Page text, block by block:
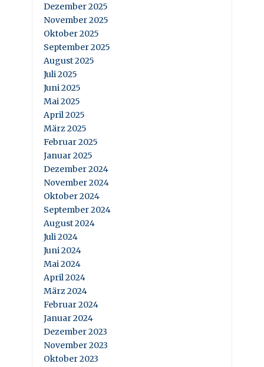
Dezember 2025
November 2025
Oktober 2025
September 2025
August 2025
Juli 2025
Juni 2025
Mai 2025
April 2025
März 2025
Februar 2025
Januar 2025
Dezember 2024
November 2024
Oktober 2024
September 2024
August 2024
Juli 2024
Juni 2024
Mai 2024
April 2024
März 2024
Februar 2024
Januar 2024
Dezember 2023
November 2023
Oktober 2023